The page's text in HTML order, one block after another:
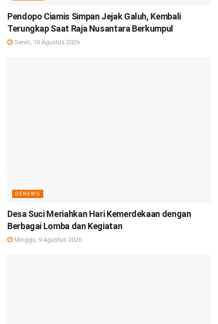
Pendopo Ciamis Simpan Jejak Galuh, Kembali
Terungkap Saat Raja Nusantara Berkumpul
Senin, 10 Agustus 2026
DENEWS
Desa Suci Meriahkan Hari Kemerdekaan dengan
Berbagai Lomba dan Kegiatan
Minggu, 9 Agustus 2026